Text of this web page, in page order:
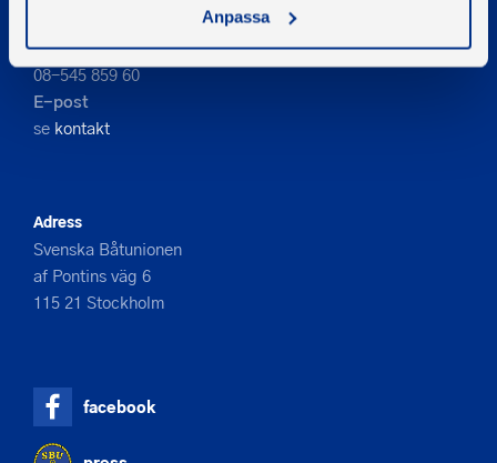
Anpassa
Telefon
08-545 859 60
E-post
se kontakt
Adress
Svenska Båtunionen
af Pontins väg 6
115 21 Stockholm
facebook